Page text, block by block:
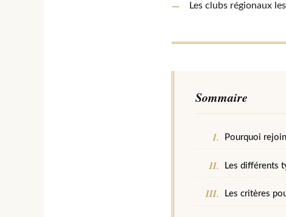
Les clubs régionaux
Sommaire
Pourquoi
Les différents
Les critères